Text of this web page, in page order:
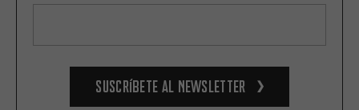
Suscríbete al newsletter